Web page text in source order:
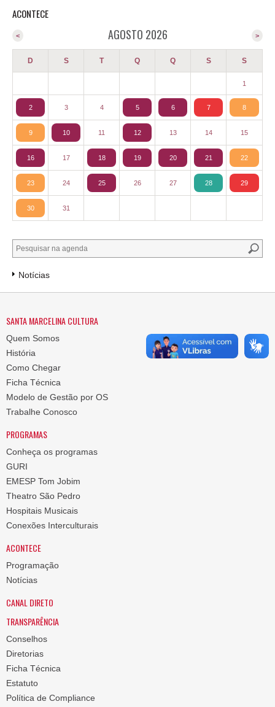
ACONTECE
AGOSTO 2026 >
<
D S T Q Q S S
1
2 3 4 5 6 7 8
9 10 11 12 13 14 15
16 17 18 19 20 21 22
23 24 25 26 27 28 29
30 31
Notícias
SANTA MARCELINA CULTURA
Quem Somos
História
Como Chegar
Ficha Técnica
Modelo de Gestão por OS
Trabalhe Conosco
PROGRAMAS
Conheça os programas
GURI
EMESP Tom Jobim
Theatro São Pedro
Hospitais Musicais
Conexões Interculturais
ACONTECE
Programação
Notícias
CANAL DIRETO
TRANSPARÊNCIA
Conselhos
Diretorias
Ficha Técnica
Estatuto
Política de Compliance